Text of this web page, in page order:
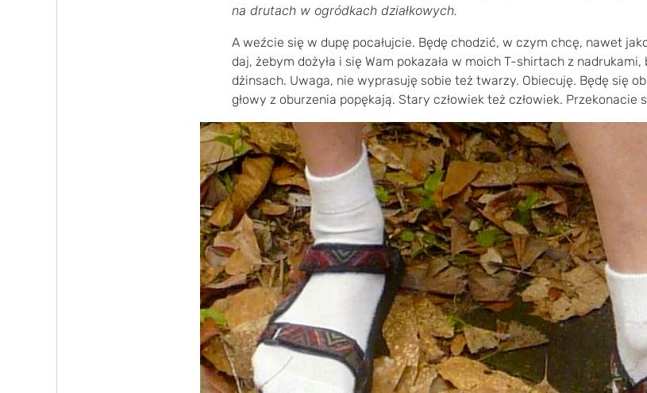
na drutach w ogródkach działkowych.
A weźcie się w dupę pocałujcie. Będę chodzić, w czym chcę, nawet
daj, żebym dożyła i się Wam pokazała w moich T-shirtach z
dżinsach. Uwaga, nie wyprasuję sobie też twarzy. Obiecuję. Będę się
głowy z oburzenia popękają. Stary człowiek też człowiek. Przekonacie